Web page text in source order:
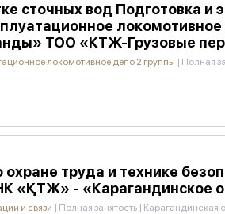
сточных вод Подготовка
ТОО «КТЖ-Грузовые
локомотивное депо 2 группы | Полная
труда и технике
«ҚТЖ» - «Карагандинское
и связи | Полная занятость | Карагандинская